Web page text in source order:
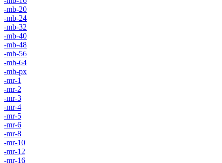
-mb-20
-mb-24
-mb-32
-mb-40
-mb-48
-mb-56
-mb-64
-mb-px
-mr-1
-mr-2
-mr-3
-mr-4
-mr-5
-mr-6
-mr-8
-mr-10
-mr-12
-mr-16